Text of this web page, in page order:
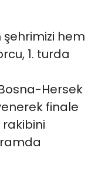
hem
1. turda
Hersek
finale
rakibini